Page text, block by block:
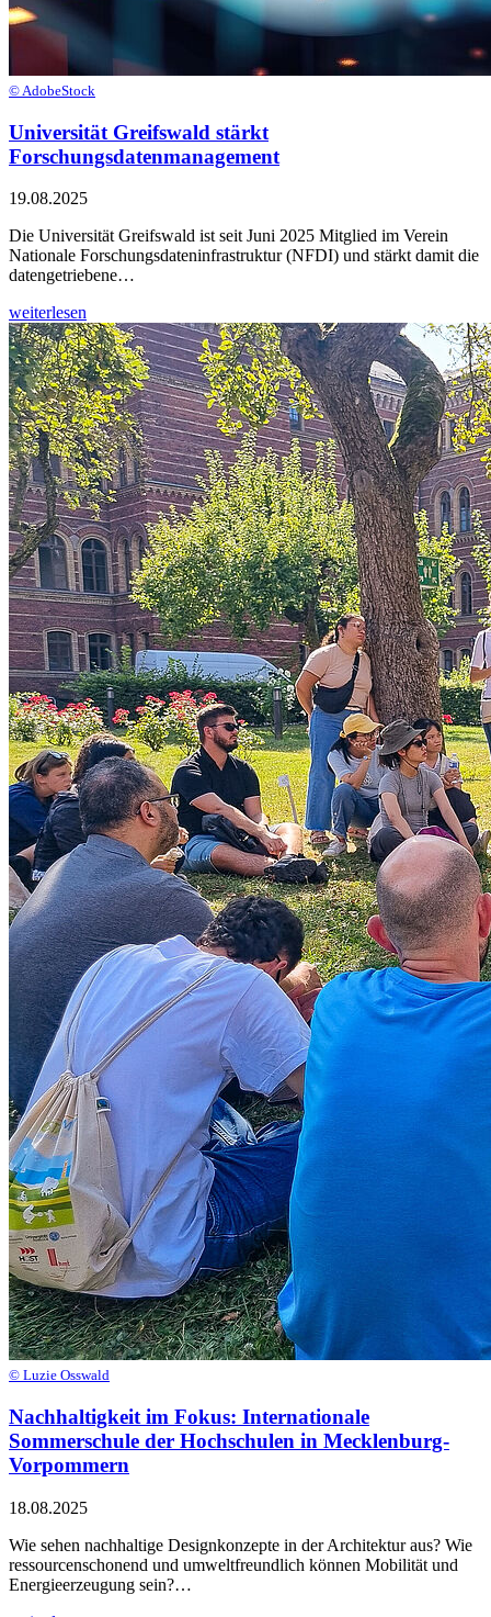
© AdobeStock
Universität Greifswald stärkt
Forschungsdatenmanagement
19.08.2025
Die Universität Greifswald ist seit Juni 2025 Mitglied im Verein
Nationale Forschungsdateninfrastruktur (NFDI) und stärkt damit die
datengetriebene…
weiterlesen
© Luzie Osswald
Nachhaltigkeit im Fokus: Internationale
Sommerschule der Hochschulen in Mecklenburg-
Vorpommern
18.08.2025
Wie sehen nachhaltige Designkonzepte in der Architektur aus? Wie
ressourcenschonend und umweltfreundlich können Mobilität und
Energieerzeugung sein?…